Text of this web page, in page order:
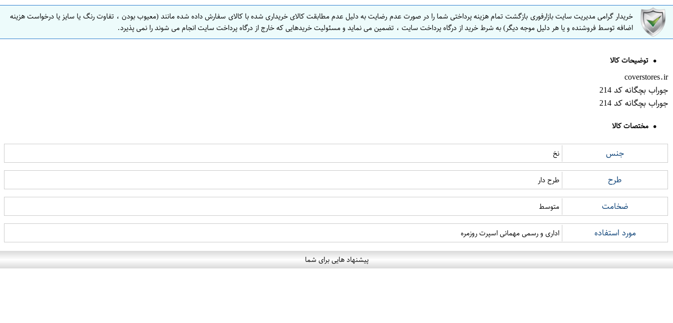
خریدار گرامی مدیریت سایت بازارفوری بازگشت تمام هزینه پرداختی شما را در صورت عدم رضایت به دلیل عدم مطابقت کالای خریداری شده با کالای سفارش داده شده مانند (معیوب بودن ، تفاوت رنگ یا سایز یا درخواست هزینه
اضافه توسط فروشنده و یا هر دلیل موجه دیگر) به شرط خرید از درگاه پرداخت سایت ، تضمین می نماید و مسئولیت خریدهایی که خارج از درگاه پرداخت سایت انجام می شوند را نمی پذیرد.
توضیحات کالا
coverstores.ir
جوراب بچگانه کد 214
جوراب بچگانه کد 214
مختصات کالا
جنس نخ
طرح طرح دار
ضخامت متوسط
مورد استفاده اداری و رسمی مهمانی اسپرت روزمره
پیشنهاد هایی برای شما